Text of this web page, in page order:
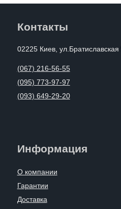
Контакты
02225 Киев,
(067) 216-56-55
(095) 773-97-97
(093) 649-29-20
Информация
О компании
Гарантии
Доставка